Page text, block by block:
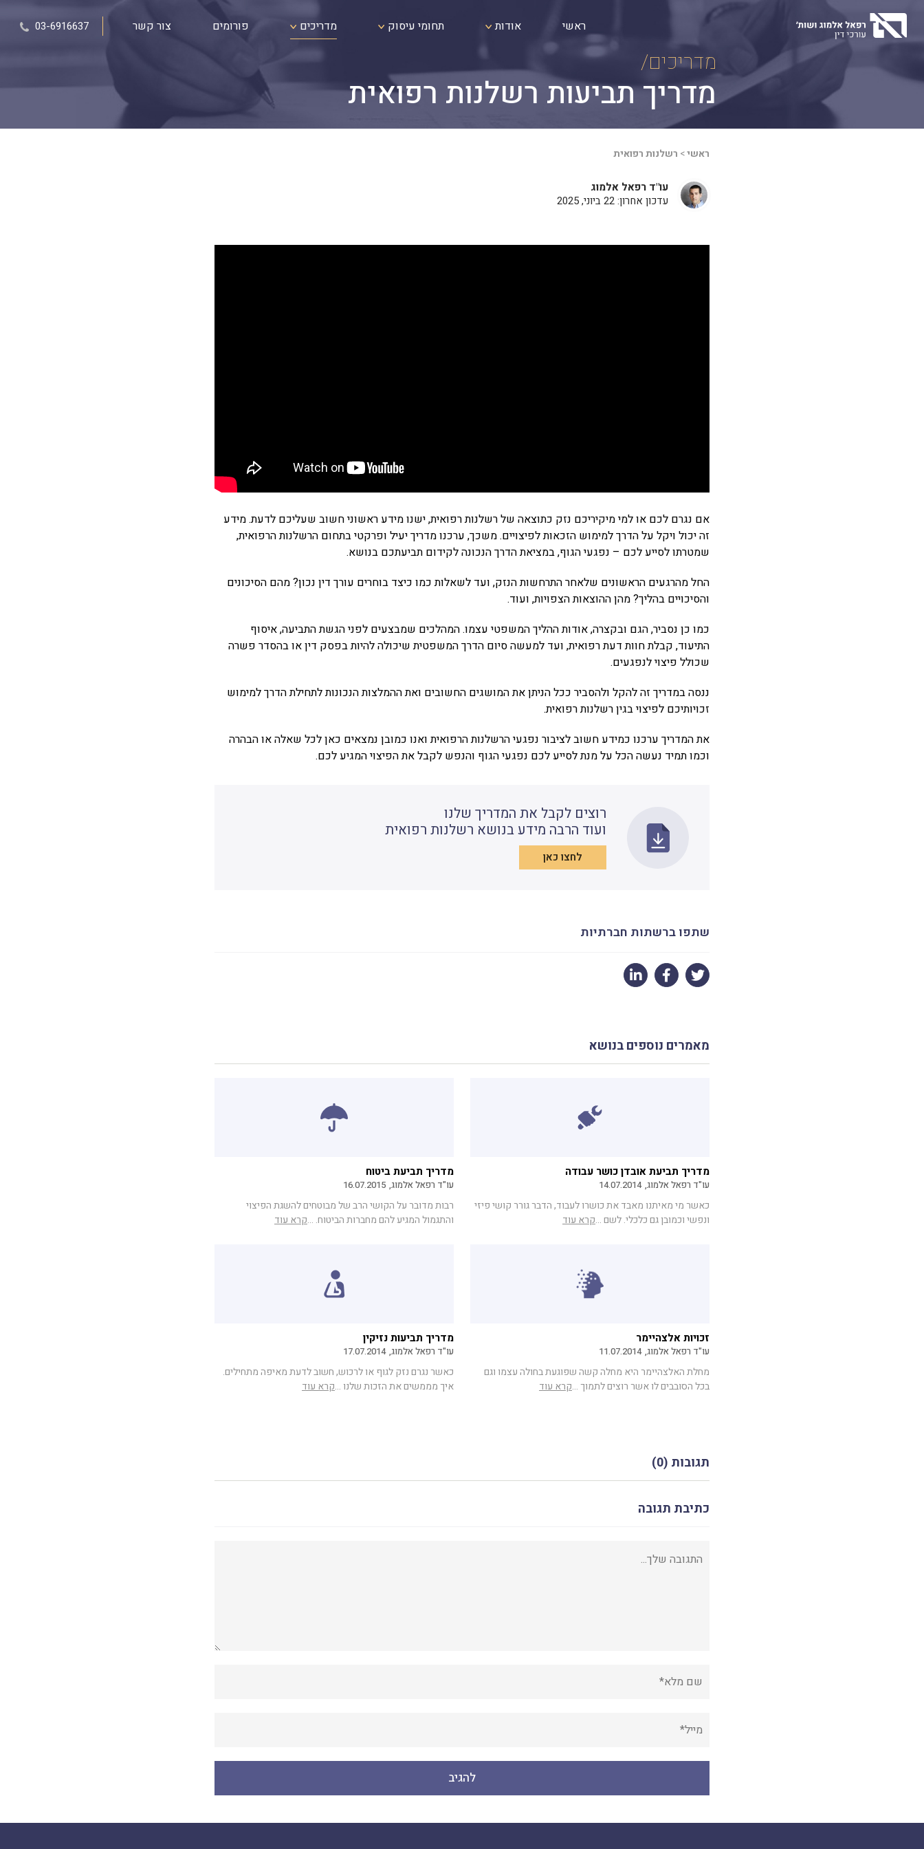
content
ראשי אודות תחומי עיסוק מדריכים פורומים צור קשר 03-6916637
מדריכים/
מדריך תביעות רשלנות רפואית
ראשי> רשלנות רפואית
עו"ד רפאל אלמוג
עדכון אחרון: 22 ביוני, 2025
אם נגרם לכם או למי מיקיריכם נזק כתוצאה של רשלנות רפואית, ישנו מידע ראשוני חשוב שעליכם לדעת. מידע
זה יכול ויקל על הדרך למימוש הזכאות לפיצויים. משכך, ערכנו מדריך יעיל ופרקטי בתחום הרשלנות הרפואית,
שמטרתו לסייע לכם – נפגעי הגוף, במציאת הדרך הנכונה לקידום תביעתכם בנושא.
החל מהרגעים הראשונים שלאחר התרחשות הנזק, ועד לשאלות כמו כיצד בוחרים עורך דין נכון? מהם הסיכונים
והסיכויים בהליך? מהן ההוצאות הצפויות, ועוד.
כמו כן נסביר, הגם ובקצרה, אודות ההליך המשפטי עצמו. המהלכים שמבצעים לפני הגשת התביעה, איסוף
התיעוד, קבלת חוות דעת רפואית, ועד למעשה סיום הדרך המשפטית שיכולה להיות בפסק דין או בהסדר פשרה
שכולל פיצוי לנפגעים.
ננסה במדריך זה להקל ולהסביר ככל הניתן את המושגים החשובים ואת ההמלצות הנכונות לתחילת הדרך למימוש
זכויותיכם לפיצוי בגין רשלנות רפואית.
את המדריך ערכנו כמידע חשוב לציבור נפגעי הרשלנות הרפואית ואנו כמובן נמצאים כאן לכל שאלה או הבהרה
וכמו תמיד נעשה הכל על מנת לסייע לכם נפגעי הגוף והנפש לקבל את הפיצוי המגיע לכם.
רוצים לקבל את המדריך שלנו
ועוד הרבה מידע בנושא רשלנות רפואית
לחצו כאן
שתפו ברשתות חברתיות
מאמרים נוספים בנושא
מדריך תביעת אובדן כושר עבודה
עו"ד רפאל אלמוג, 14.07.2014
כאשר מי מאיתנו מאבד את כושרו לעבוד, הדבר גורר קושי פיזי
ונפשי וכמובן גם כלכלי. לשם ...קרא עוד
מדריך תביעת ביטוח
עו"ד רפאל אלמוג, 16.07.2015
רבות מדובר על הקושי הרב של מבוטחים להשגת הפיצוי
והתגמול המגיע להם מחברות הביטוח. ...קרא עוד
זכויות אלצהיימר
עו"ד רפאל אלמוג, 11.07.2014
מחלת האלצהיימר היא מחלה קשה שפוגעת בחולה עצמו וגם
בכל הסובבים לו אשר רוצים לתמוך ...קרא עוד
מדריך תביעות נזיקין
עו"ד רפאל אלמוג, 17.07.2014
כאשר נגרם נזק לגוף או לרכוש, חשוב לדעת מאיפה מתחילים.
איך מממשים את הזכות שלנו ...קרא עוד
תגובות (0)
כתיבת תגובה